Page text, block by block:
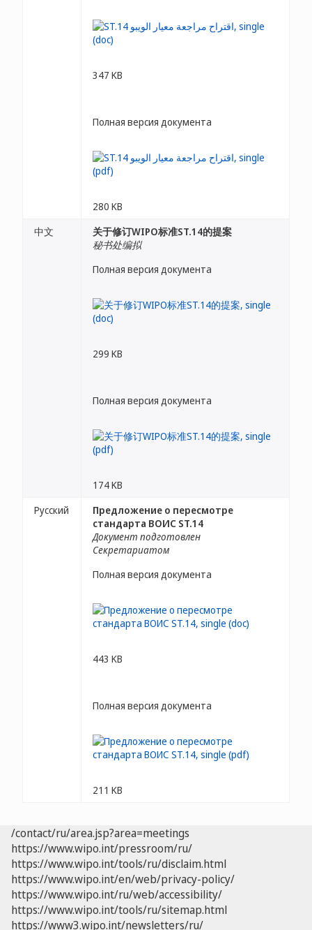
347 KB
Полная версия документа
280 KB
中文
关于修订WIPO标准ST.14的提案
秘书处编拟
Полная версия документа
299 KB
Полная версия документа
174 KB
Русский
Предложение о пересмотре
стандарта ВОИС ST.14
Документ подготовлен
Секретариатом
Полная версия документа
443 KB
Полная версия документа
211 KB
/contact/ru/area.jsp?area=meetings
https://www.wipo.int/pressroom/ru/
https://www.wipo.int/tools/ru/disclaim.html
https://www.wipo.int/en/web/privacy-policy/
https://www.wipo.int/ru/web/accessibility/
https://www.wipo.int/tools/ru/sitemap.html
https://www3.wipo.int/newsletters/ru/